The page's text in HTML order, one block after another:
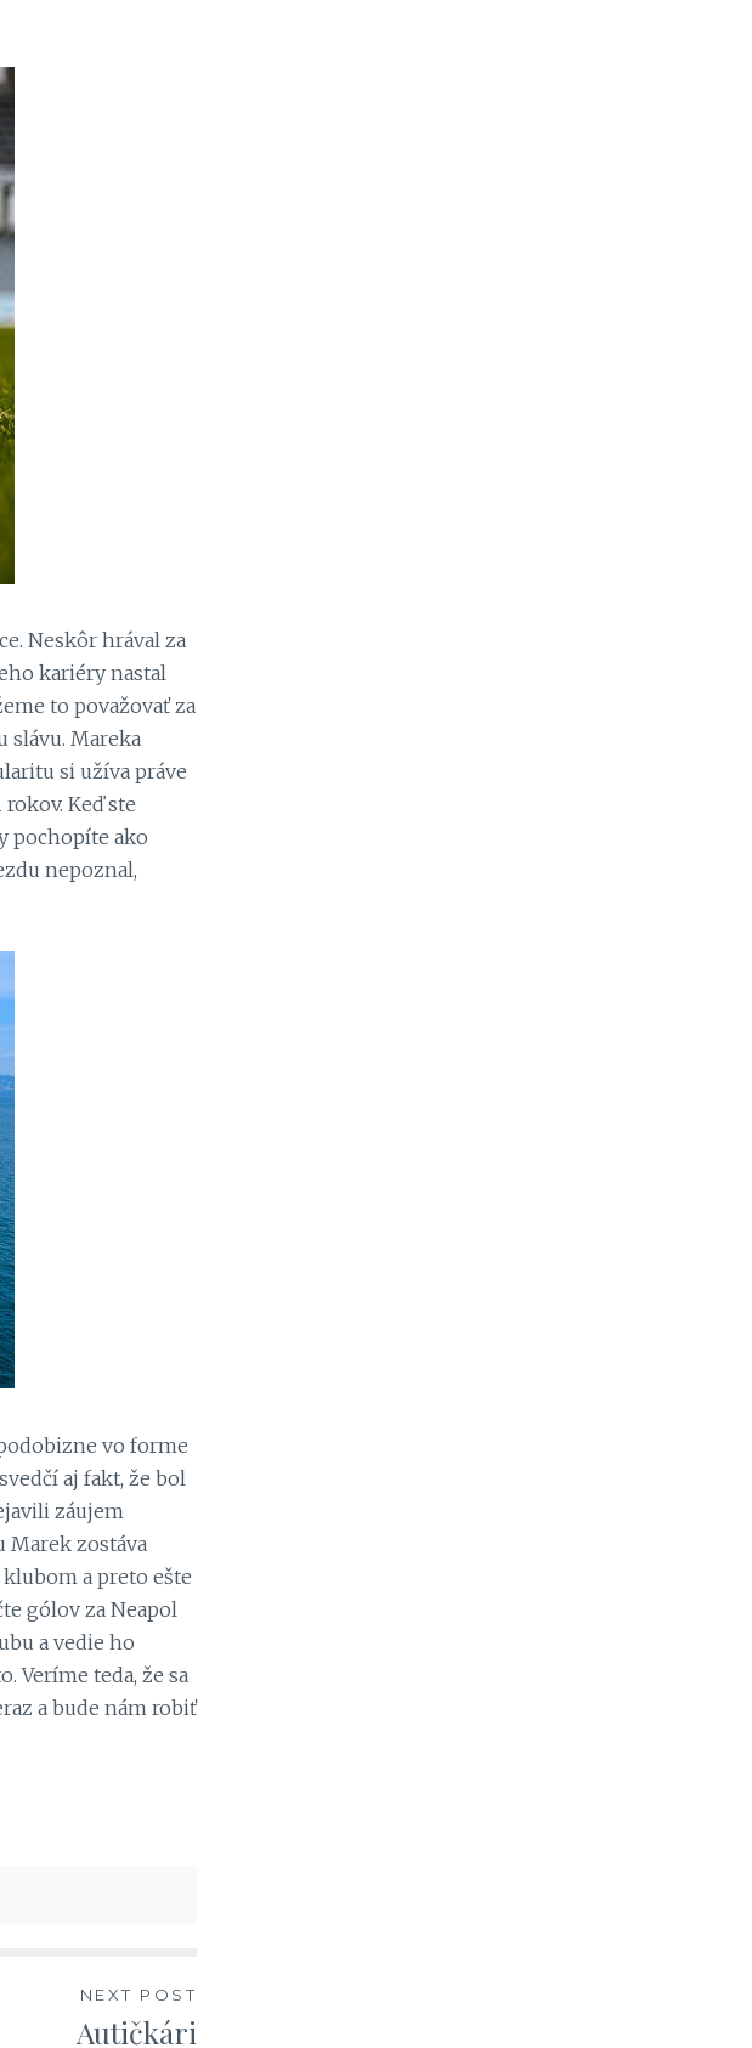
Neskôr hrával za
kariéry nastal
to považovať za
slávu. Mareka
si užíva práve
Keď ste
pochopíte ako
nepoznal,
vo forme
aj fakt, že bol
záujem
Marek zostáva
a preto ešte
gólov za Neapol
a vedie ho
Veríme teda, že sa
a bude nám robiť
NEXT POST
Autičkári